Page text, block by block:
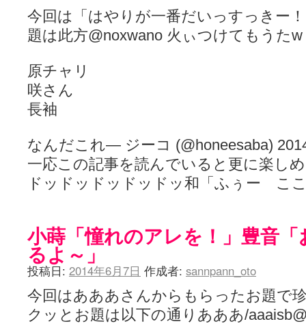
今回は「はやりが一番だいっすっきー
題は此方@noxwano 火ぃつけてもうたw
原チャリ
咲さん
長袖
なんだこれ— ジーコ (@honeesaba)
一応この記事を読んでいると更に楽し
ドッドッドッドッドッ和「ふぅー こ
小蒔「憧れのアレを！」豊音
るよ～」
投稿日: 2014年6月7日 作成者: sannpann_oto
今回はあああさんからもらったお題で
クッとお題は以下の通りあああ/